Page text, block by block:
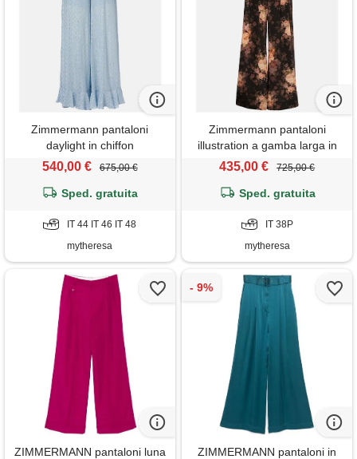
Zimmermann pantaloni
daylight in chiffon
semitrasparente a gamba
540,00 € 675,00 €
Sped. gratuita
IT 44 IT 46 IT 48
mytheresa
Zimmermann pantaloni
illustration a gamba larga in
seta
435,00 € 725,00 €
Sped. gratuita
IT 38P
mytheresa
ZIMMERMANN pantaloni luna
ZIMMERMANN pantaloni in